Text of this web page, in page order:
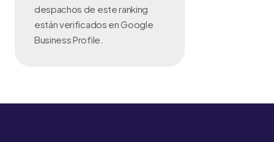
despachos de este ranking
están verificados en Google
Business Profile.